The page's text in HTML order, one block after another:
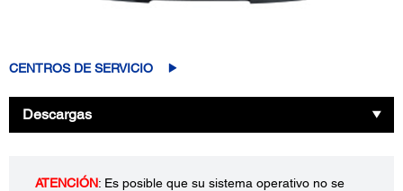
CENTROS DE SERVICIO
Descargas
ATENCIÓN: Es posible que su sistema operativo no se